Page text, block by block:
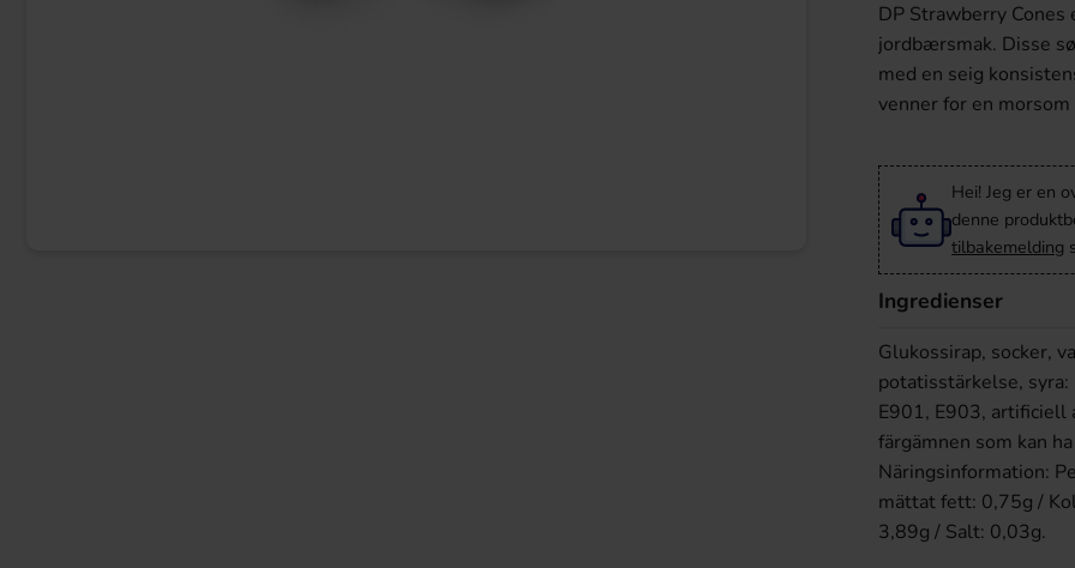
31.90 kr
DP Strawberry
jordbærsmak. Disse
med en seig
venner for en
Hei! Jeg er en
denne
tilbakemelding
Ingredienser
Glukossirap, socker,
potatisstärkelse,
E901, E903, artificiell
färgämnen som kan
Näringsinformation:
mättat fett: 0,75g /
3,89g / Salt: 0,03g.